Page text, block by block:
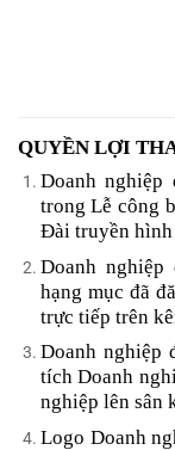
QUYỀN LỢI
Doanh
trong Lễ công
Đài truyền hình
Doanh nghiệp
hạng mục đã
trực tiếp trên
Doanh nghiệp
tích Doanh
nghiệp lên sân
Logo Doanh